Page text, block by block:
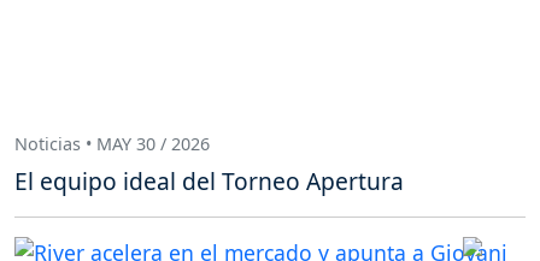
Noticias • MAY 30 / 2026
El equipo ideal del Torneo Apertura